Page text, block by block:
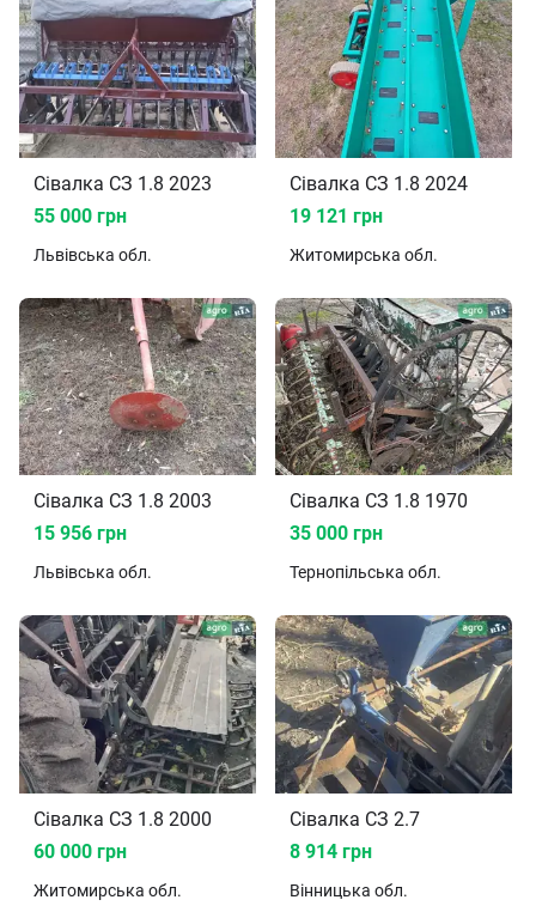
Сівалка СЗ 1.8 2023
55 000 грн
Львівська обл.
Сівалка СЗ 1.8 2024
19 121 грн
Житомирська обл.
Сівалка СЗ 1.8 2003
15 956 грн
Львівська обл.
Сівалка СЗ 1.8 1970
35 000 грн
Тернопільська обл.
Сівалка СЗ 1.8 2000
60 000 грн
Житомирська обл.
Сівалка СЗ 2.7
8 914 грн
Вінницька обл.